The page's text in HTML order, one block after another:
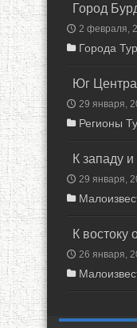
Город
2 февраля,
Города
Юг
29 января,
Регионы
К западу
29 января,
К востоку
26 января,